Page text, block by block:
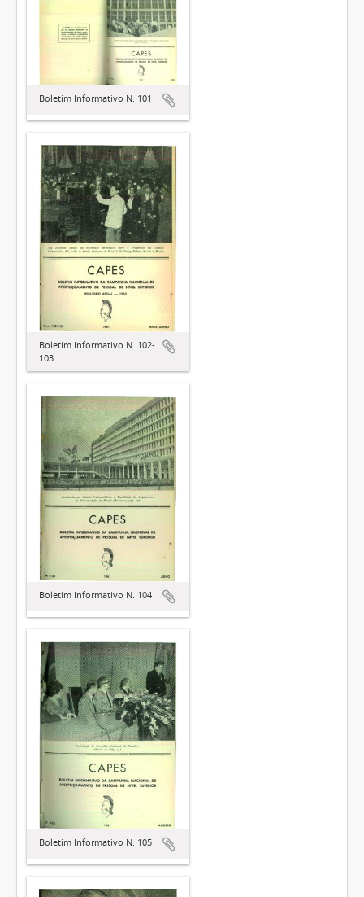
Boletim Informativo N. 101
Boletim Informativo N. 102-
103
Boletim Informativo N. 104
Boletim Informativo N. 105